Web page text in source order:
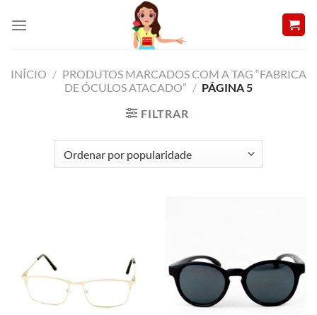
INÍCIO / PRODUTOS MARCADOS COM A TAG “FABRICA
DE ÓCULOS ATACADO” / PÁGINA 5
FILTRAR